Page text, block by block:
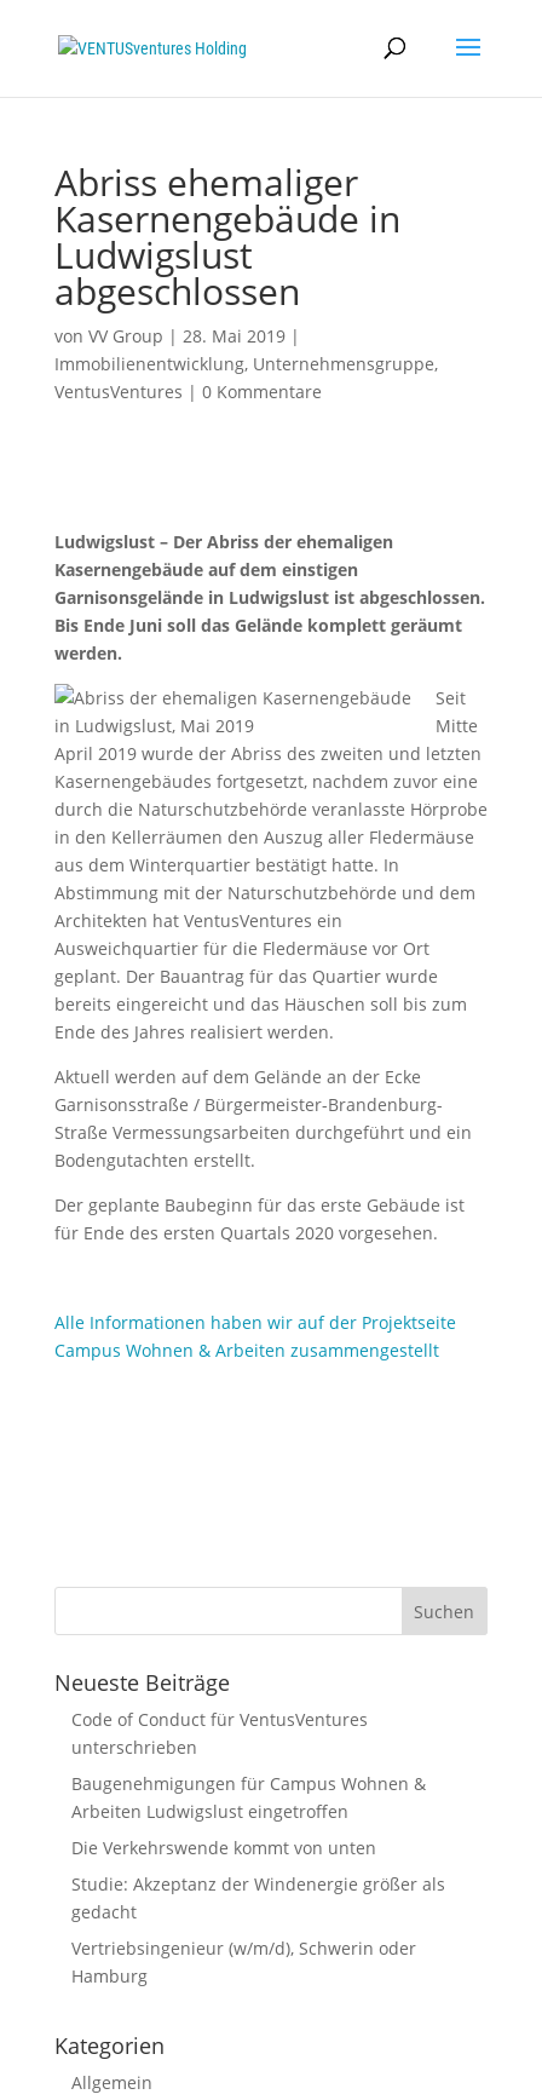
Abriss ehemaliger
Kasernengebäude in
Ludwigslust
abgeschlossen
von VV Group | 28. Mai 2019|
Immobilienentwicklung, Unternehmensgruppe,
VentusVentures | 0 Kommentare
Ludwigslust – Der Abriss der ehemaligen
Kasernengebäude auf dem einstigen
Garnisonsgelände in Ludwigslust ist abgeschlossen.
Bis Ende Juni soll das Gelände komplett geräumt
werden.
Seit
Mitte
April 2019 wurde der Abriss des zweiten und letzten
Kasernengebäudes fortgesetzt, nachdem zuvor eine
durch die Naturschutzbehörde veranlasste Hörprobe
in den Kellerräumen den Auszug aller Fledermäuse
aus dem Winterquartier bestätigt hatte. In
Abstimmung mit der Naturschutzbehörde und dem
Architekten hat VentusVentures ein
Ausweichquartier für die Fledermäuse vor Ort
geplant. Der Bauantrag für das Quartier wurde
bereits eingereicht und das Häuschen soll bis zum
Ende des Jahres realisiert werden.
Aktuell werden auf dem Gelände an der Ecke
Garnisonsstraße / Bürgermeister-Brandenburg-
Straße Vermessungsarbeiten durchgeführt und ein
Bodengutachten erstellt.
Der geplante Baubeginn für das erste Gebäude ist
für Ende des ersten Quartals 2020 vorgesehen.
Alle Informationen haben wir auf der Projektseite
Campus Wohnen & Arbeiten zusammengestellt
Neueste Beiträge
Code of Conduct für VentusVentures
unterschrieben
Baugenehmigungen für Campus Wohnen &
Arbeiten Ludwigslust eingetroffen
Die Verkehrswende kommt von unten
Studie: Akzeptanz der Windenergie größer als
gedacht
Vertriebsingenieur (w/m/d), Schwerin oder
Hamburg
Kategorien
Allgemein